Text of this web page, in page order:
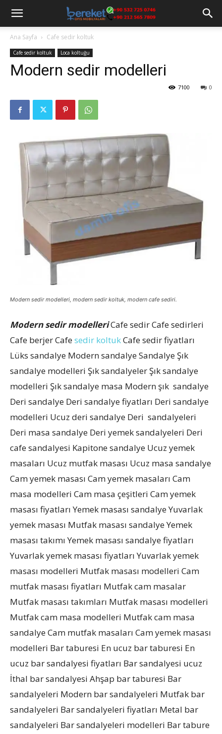
Ana Sayfa Cafe sedir koltuk
Cafe sedir koltuk Loca koltuğu
Modern sedir modelleri
0
7100
Modern sedir modelleri, modern sedir koltuk, modern cafe sediri.
Modern sedir modelleriCafe sedir Cafe sedirleri
Cafe berjer Cafesedir koltukCafe sedir fiyatları
Lüks sandalye Modern sandalye Sandalye Şık
sandalye modelleri Şık sandalyeler Şık sandalye
modelleri Şık sandalye masa Modern şık sandalye
Deri sandalye Deri sandalye fiyatları Deri sandalye
modelleri Ucuz deri sandalye Deri sandalyeleri
Deri masa sandalye Deri yemek sandalyeleri Deri
cafe sandalyesi Kapitone sandalye Ucuz yemek
masaları Ucuz mutfak masası Ucuz masa sandalye
Cam yemek masası Cam yemek masaları Cam
masa modelleri Cam masa çeşitleri Cam yemek
masası fiyatları Yemek masası sandalye Yuvarlak
yemek masası Mutfak masası sandalye Yemek
masası takımı Yemek masası sandalye fiyatları
Yuvarlak yemek masası fiyatları Yuvarlak yemek
masası modelleri Mutfak masası modelleri Cam
mutfak masası fiyatları Mutfak cam masalar
Mutfak masası takımları Mutfak masası modelleri
Mutfak cam masa modelleri Mutfak cam masa
sandalye Cam mutfak masaları Cam yemek masası
modelleri Bar taburesi En ucuz bar taburesi En
ucuz bar sandalyesi fiyatları Bar sandalyesi ucuz
İthal bar sandalyesi Ahşap bar taburesi Bar
sandalyeleri Modern bar sandalyeleri Mutfak bar
sandalyeleri Bar sandalyeleri fiyatları Metal bar
sandalyeleri Bar sandalyeleri modelleri Bar tabure